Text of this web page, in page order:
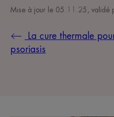
Mise à jour le 05.11.25 , validé
La cure thermale
psoriasis